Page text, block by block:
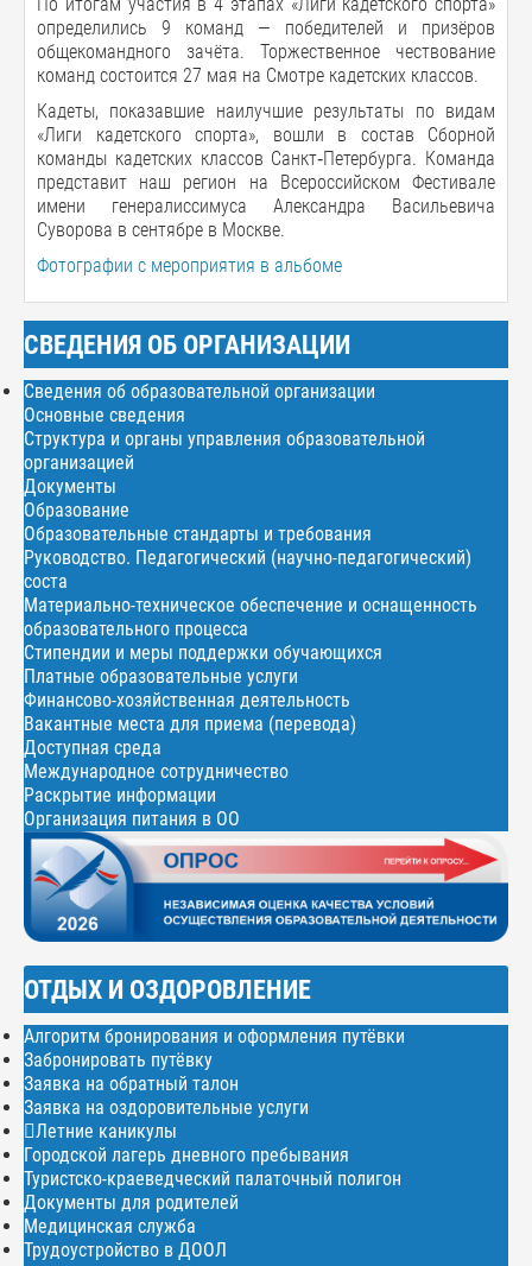
определились 9 команд — победителей и призёров
общекомандного зачёта. Торжественное чествование
команд состоится 27 мая на Смотре кадетских классов.
Кадеты, показавшие наилучшие результаты по видам
«Лиги кадетского спорта», вошли в состав Сборной
команды кадетских классов Санкт‑Петербурга. Команда
представит наш регион на Всероссийском Фестивале
имени генералиссимуса Александра Васильевича
Суворова в сентябре в Москве.
Фотографии с мероприятия в альбоме
СВЕДЕНИЯ ОБ ОРГАНИЗАЦИИ
Сведения об образовательной организации
Основные сведения
Структура и органы управления образовательной
организацией
Документы
Образование
Образовательные стандарты и требования
Руководство. Педагогический (научно-педагогический)
соста
Материально-техническое обеспечение и оснащенность
образовательного процесса
Стипендии и меры поддержки обучающихся
Платные образовательные услуги
Финансово-хозяйственная деятельность
Вакантные места для приема (перевода)
Доступная среда
Международное сотрудничество
Раскрытие информации
Организация питания в ОО
ОТДЫХ И ОЗДОРОВЛЕНИЕ
Алгоритм бронирования и оформления путёвки
Забронировать путёвку
Заявка на обратный талон
Заявка на оздоровительные услуги
Летние каникулы
Городской лагерь дневного пребывания
Туристско-краеведческий палаточный полигон
Документы для родителей
Медицинская служба
Трудоустройство в ДООЛ